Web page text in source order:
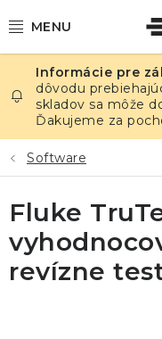
na
ELEKTRINA
TEPLOTA A VLHKOSŤ
TLAK A ÚNIKY
ZÁZNAMNÍKY
KALIBRÁCIA
dôvodu
skladov sa môže
Ďakujeme za
Software
Fluke
revízne